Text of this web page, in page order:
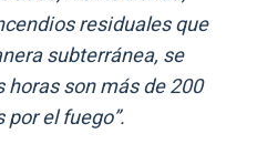
residuales que
subterránea, se
son más de 200
el fuego”.